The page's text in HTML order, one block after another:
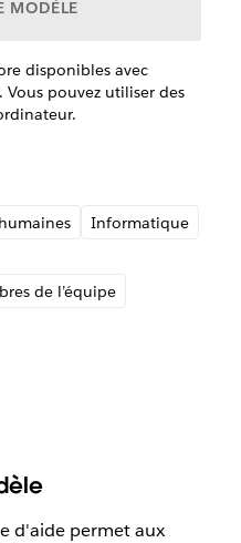
MODÈLE
disponibles avec
pouvez utiliser des
Informatique
de l’équipe
d'aide permet aux